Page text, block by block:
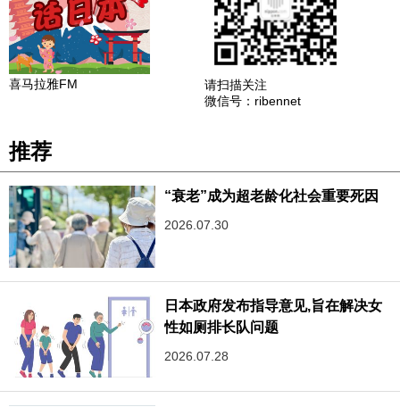
喜马拉雅FM
请扫描关注
微信号：ribennet
推荐
“衰老”成为超老龄化社会重要死因
2026.07.30
日本政府发布指导意见,旨在解决女
性如厕排长队问题
2026.07.28